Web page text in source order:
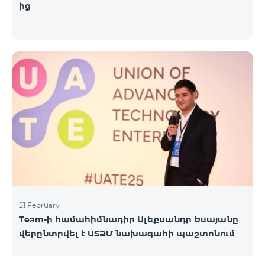
ից
21 February
Team-ի համահիմնադիր Ալեքսանդր Եսայանը
վերընտրվել է ԱՏՁՄ նախագահի պաշտոնում